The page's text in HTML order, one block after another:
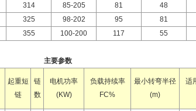
314 85-205 81 48
325 98-202 95 81
355 100-200 117 55
主要参数
起重短
链
链
数
电机功率
(KW)
负载持续率
FC%
最小转弯半径
(m)
适